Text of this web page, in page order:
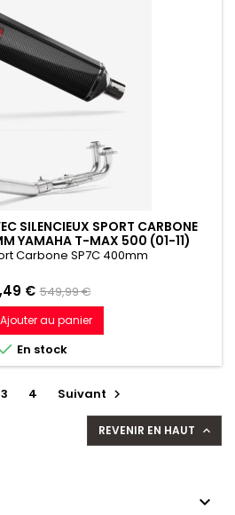
SILENCIEUX SPORT CARBONE
YAMAHA T-MAX 500 (01-11)
Carbone SP7C 400mm
€ Prix
de
référence
549,99 €
Ajouter au panier
 En stock
3 4 Suivant 
REVENIR EN HAUT 
